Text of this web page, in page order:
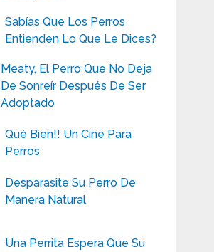
Sabías Que Los Perros
Entienden Lo Que Le Dices?
Meaty, El Perro Que No Deja
De Sonreír Después De Ser
Adoptado
Qué Bien!! Un Cine Para
Perros
Desparasite Su Perro De
Manera Natural
Una Perrita Espera Que Su